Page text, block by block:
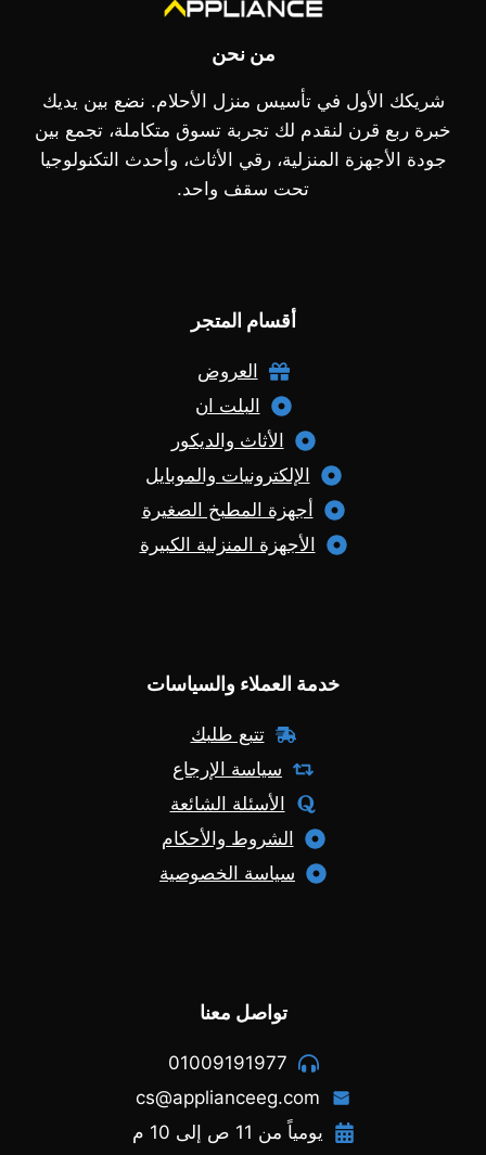
من نحن
شريكك الأول في تأسيس منزل الأحلام. نضع بين يديك
خبرة ربع قرن لنقدم لك تجربة تسوق متكاملة، تجمع بين
جودة الأجهزة المنزلية، رقي الأثاث، وأحدث التكنولوجيا
تحت سقف واحد.
أقسام المتجر
العروض
البلت ان
الأثاث والديكور
الإلكترونيات والموبايل
أجهزة المطبخ الصغيرة
الأجهزة المنزلية الكبيرة
خدمة العملاء والسياسات
تتبع طلبك
سياسة الإرجاع
الأسئلة الشائعة
الشروط والأحكام
سياسة الخصوصية
تواصل معنا
01009191977
cs@applianceeg.com
يومياً من 11 ص إلى 10 م